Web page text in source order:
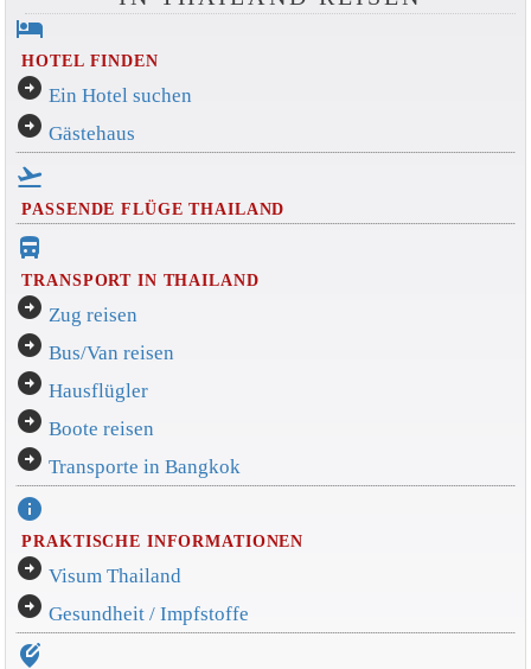
hotel
HOTEL FINDEN
arrow_circle_right Ein Hotel suchen
arrow_circle_right Gästehaus
flight_takeoff
PASSENDE FLÜGE THAILAND
directions_bus_filled
TRANSPORT IN THAILAND
arrow_circle_right Zug reisen
arrow_circle_right Bus/Van reisen
arrow_circle_right Hausflügler
arrow_circle_right Boote reisen
arrow_circle_right Transporte in Bangkok
info
PRAKTISCHE INFORMATIONEN
arrow_circle_right Visum Thailand
arrow_circle_right Gesundheit / Impfstoffe
edit_location_alt